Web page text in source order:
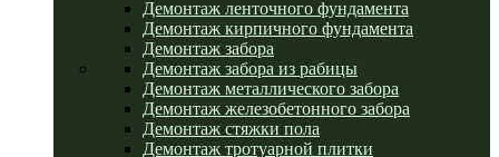
Демонтаж ленточного фундамента
Демонтаж кирпичного фундамента
Демонтаж забора
Демонтаж забора из рабицы
Демонтаж металлического забора
Демонтаж железобетонного забора
Демонтаж стяжки пола
Демонтаж тротуарной плитки